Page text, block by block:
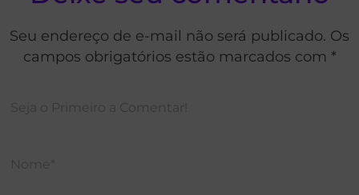
Seu endereço de e-mail não será publicado. Os
campos obrigatórios estão marcados com *